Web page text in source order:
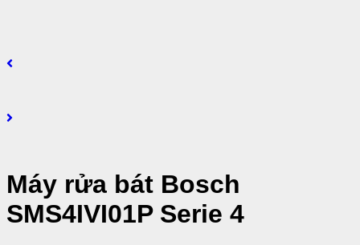
Máy rửa bát Bosch
SMS4IVI01P Serie 4